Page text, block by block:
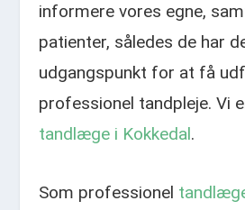
informere vores egne,
patienter, således de har
udgangspunkt for at få
professionel tandpleje. Vi
tandlæge i Kokkedal.
Som professionel